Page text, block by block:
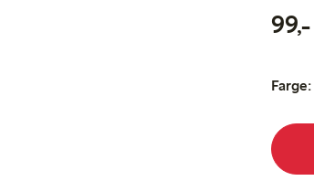
99,-
Farge: